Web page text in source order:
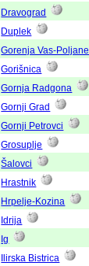
Dravograd
Duplek
Gorenja Vas-Poljane
Gorišnica
Gornja Radgona
Gornji Grad
Gornji Petrovci
Grosuplje
Šalovci
Hrastnik
Hrpelje-Kozina
Idrija
Ig
Ilirska Bistrica